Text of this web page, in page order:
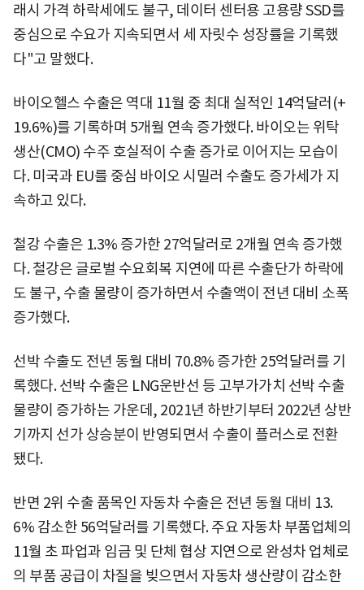
래시 가격 하락세에도 불구, 데이터 센터용 고용량 SSD를
중심으로 수요가 지속되면서 세 자릿수 성장률을 기록했
다"고 말했다.
바이오헬스 수출은 역대 11월 중 최대 실적인 14억달러(+
19.6%)를 기록하며 5개월 연속 증가했다. 바이오는 위탁
생산(CMO) 수주 호실적이 수출 증가로 이어지는 모습이
다. 미국과 EU를 중심 바이오 시밀러 수출도 증가세가 지
속하고 있다.
철강 수출은 1.3% 증가한 27억달러로 2개월 연속 증가했
다. 철강은 글로벌 수요회복 지연에 따른 수출단가 하락에
도 불구, 수출 물량이 증가하면서 수출액이 전년 대비 소폭
증가했다.
선박 수출도 전년 동월 대비 70.8% 증가한 25억달러를 기
록했다. 선박 수출은 LNG운반선 등 고부가가치 선박 수출
물량이 증가하는 가운데, 2021년 하반기부터 2022년 상반
기까지 선가 상승분이 반영되면서 수출이 플러스로 전환
됐다.
반면 2위 수출 품목인 자동차 수출은 전년 동월 대비 13.
6% 감소한 56억달러를 기록했다. 주요 자동차 부품업체의
11월 초 파업과 임금 및 단체 협상 지연으로 완성차 업체로
의 부품 공급이 차질을 빚으면서 자동차 생산량이 감소한